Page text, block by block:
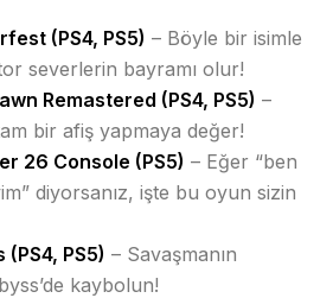
(PS4, PS5) – Böyle bir isimle
severlerin bayramı olur!
Remastered (PS4, PS5) –
bir afiş yapmaya değer!
26 Console (PS5) – Eğer “ben
diyorsanız, işte bu oyun sizin
PS5) – Savaşmanın
kaybolun!